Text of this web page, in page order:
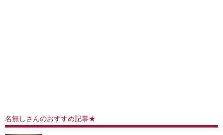
名無しさんのおすすめ記事★